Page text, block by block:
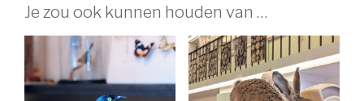
Je zou ook kunnen houden van …